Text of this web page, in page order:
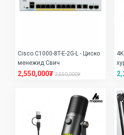
Cisco C1000-8T-E-2G-L - Циско
менежид Свич
2,550,000₮ 2,550,000₮